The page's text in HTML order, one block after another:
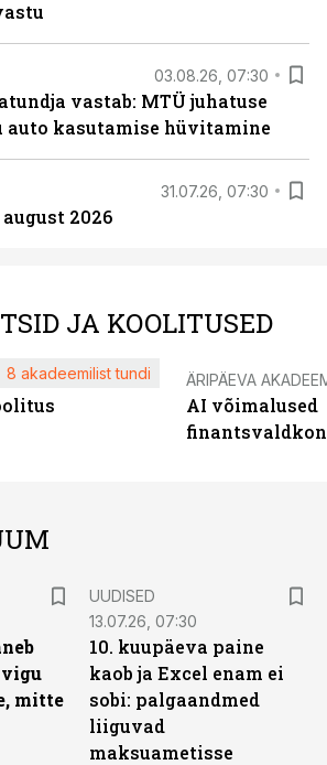
03.08.26, 07:30
vastab: MTÜ juhatuse
kasutamise hüvitamine
31.07.26, 07:30
2026
JA KOOLITUSED
8 akadeemilist tundi ÄRIPÄEVA
AI võimalused
mitte
UUDISED
13.07.26, 07:30
10. kuupäeva paine
kaob ja Excel enam ei
sobi: palgaandmed
liiguvad
maksuametisse